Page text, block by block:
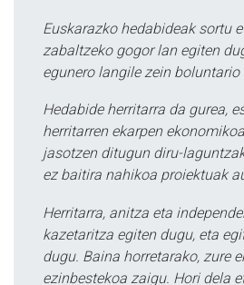
Euskarazko hedabideak sortu
zabaltzeko gogor lan egiten
egunero langile zein
Hedabide herritarra da gurea,
herritarren ekarpen
jasotzen ditugun diru-
ez baitira nahikoa proiektuak
Herritarra, anitza eta
kazetaritza egiten dugu, eta
dugu. Baina horretarako, zure
ezinbestekoa zaigu. Hori dela